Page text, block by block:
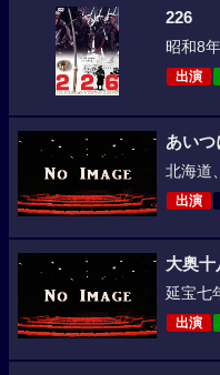
226
昭和8
出演
あいつ
北海道
出演
大奥十
延宝七
出演